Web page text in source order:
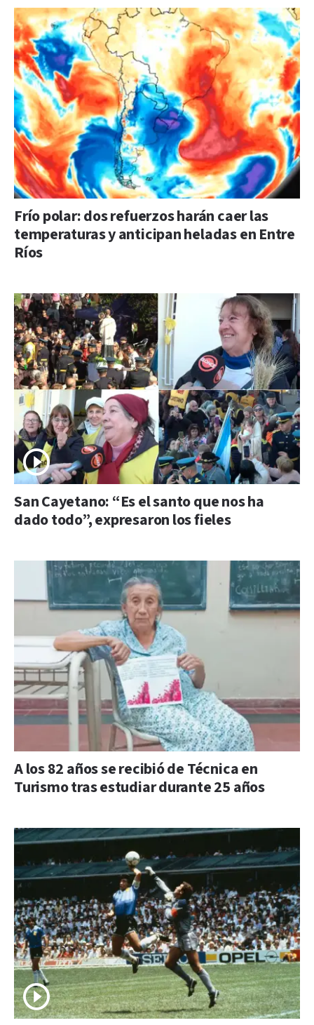
Frío polar: dos refuerzos harán caer las
temperaturas y anticipan heladas en Entre
Ríos
San Cayetano: “Es el santo que nos ha
dado todo”, expresaron los fieles
A los 82 años se recibió de Técnica en
Turismo tras estudiar durante 25 años